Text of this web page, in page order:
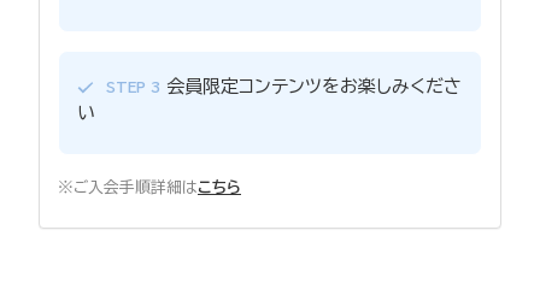
STEP 3
会員限定コンテンツをお楽しみくださ
い
※ご入会手順詳細はこちら